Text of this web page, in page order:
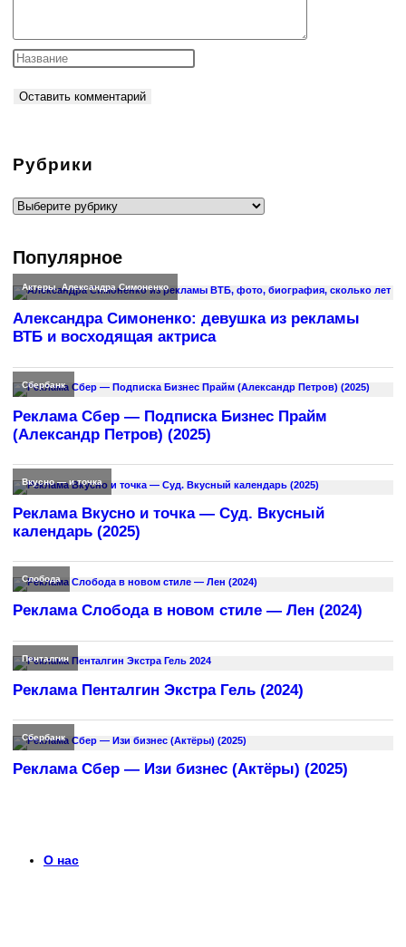
Рубрики
Рубрики
Популярное
Актеры,Александра Симоненко
Александра Симоненко: девушка из рекламы
ВТБ и восходящая актриса
Сбербанк
Реклама Сбер — Подписка Бизнес Прайм
(Александр Петров) (2025)
Вкусно — и точка
Реклама Вкусно и точка — Суд. Вкусный
календарь (2025)
Слобода
Реклама Слобода в новом стиле — Лен (2024)
Пенталгин
Реклама Пенталгин Экстра Гель (2024)
Сбербанк
Реклама Сбер — Изи бизнес (Актёры) (2025)
О нас